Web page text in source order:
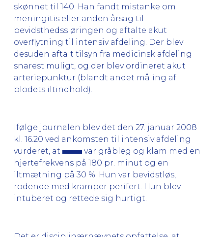
skønnet til 140. Han fandt mistanke om
meningitis eller anden årsag til
bevidsthedssløringen og aftalte akut
overflytning til intensiv afdeling. Der blev
desuden aftalt tilsyn fra medicinsk afdeling
snarest muligt, og der blev ordineret akut
arteriepunktur (blandt andet måling af
blodets iltindhold).
Ifølge journalen blev det den 27. januar 2008
kl. 16.20 ved ankomsten til intensiv afdeling
vurderet, at
var gråbleg og klam med en
hjertefrekvens på 180 pr. minut og en
iltmætning på 30 %. Hun var bevidstløs,
rodende med kramper perifert. Hun blev
intuberet og rettede sig hurtigt.